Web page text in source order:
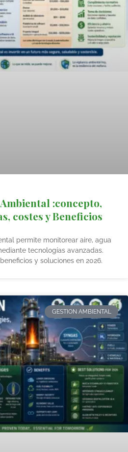
:concepto,
costes y Beneficios
permite monitorear aire, agua
tecnologías avanzadas.
y soluciones en 2026.
GESTION AMBIENTAL